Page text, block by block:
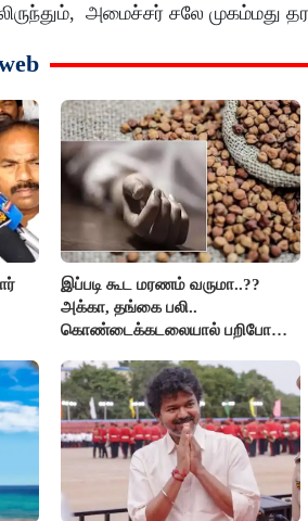
அமைச்சர் சலே முகம்மது
இப்படி கூட மரணம் வருமா..??
அக்கா, தங்கை பலி..
கொண்டைக்கடலையால் பறிபோன